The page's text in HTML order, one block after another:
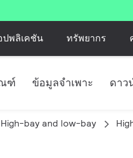
ปพลิเคชัน ทรัพยากร
ฑ์ ข้อมูลจำเพาะ ดาว
High-bay and low-bay